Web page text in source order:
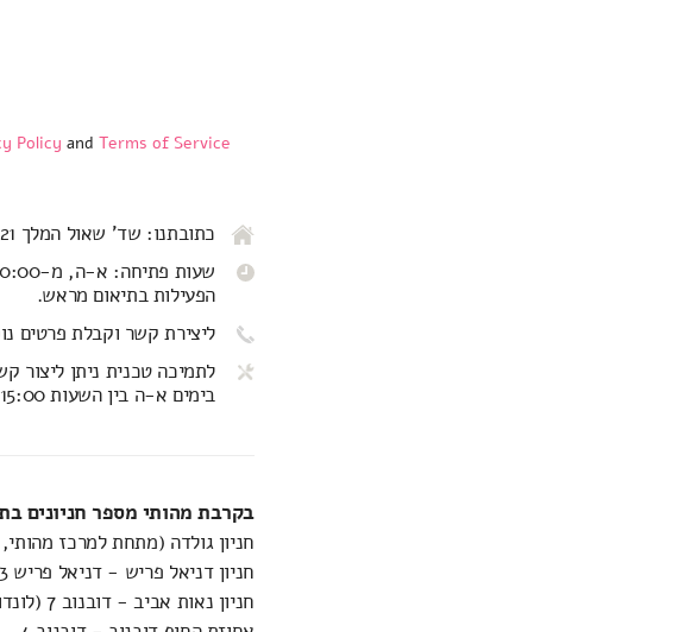
Policy and Terms of Service
כתובתנו: שד' שאול המלך 21, תל אביב (מול רחבת הקאמרי)
שעות פתיחה: א-ה, מ-10:00 עד 20:00.
הפעילות בתיאום מראש.
ליצירת קשר וקבלת פרטים
לתמיכה טכנית ניתן ליצור
בימים א-ה בין השעות 09:00-15:00
בקרבת מהותי מספר חניונים
חניון גולדה (מתחת למרכז
חניון דניאל פריש - דניאל פריש 3
חניון נאות אביב - דובנוב 7 (לונדון מיניסטור)